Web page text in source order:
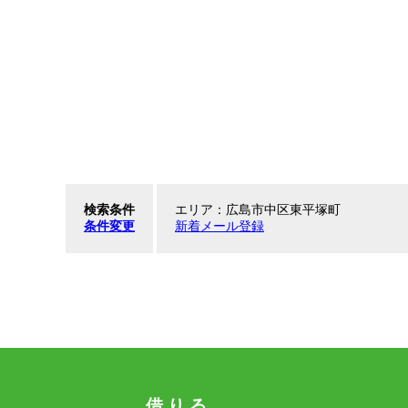
検索条件
条件変更
エリア：広島市中区東平塚町
新着メール登録